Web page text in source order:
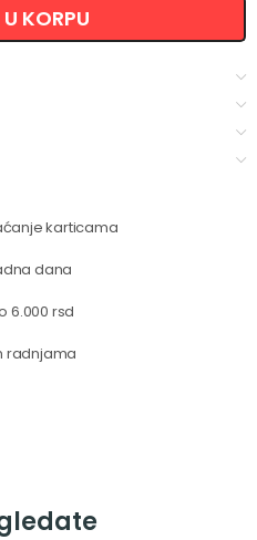
KORPU
karticama
dana
6.000 rsd
radnjama